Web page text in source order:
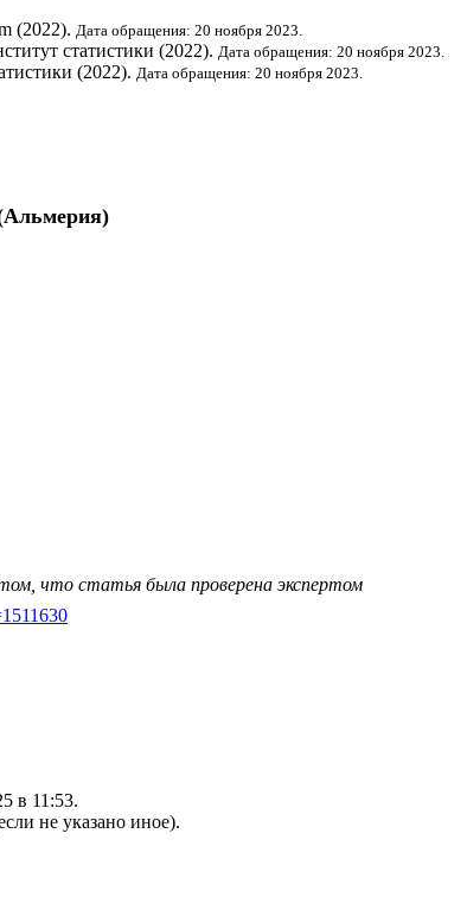
(2022). Дата обращения: 20 ноября 2023.
статистики (2022). Дата обращения: 20 ноября 2023.
(2022). Дата обращения: 20 ноября 2023.
Альмерия)
что статья была проверена экспертом
в 11:53.
не указано иное).